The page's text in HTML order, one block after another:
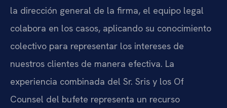
la dirección general de la firma, el equipo legal
colabora en los casos, aplicando su conocimiento
colectivo para representar los intereses de
nuestros clientes de manera efectiva. La
experiencia combinada del Sr. Sris y los Of
Counsel del bufete representa un recurso